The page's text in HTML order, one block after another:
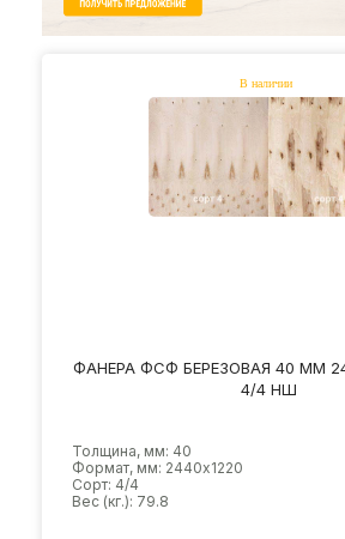
ФАНЕРА ФСФ БЕРЕЗОВАЯ 40 ММ
4/4 НШ
Толщина, мм: 40
Формат, мм: 2440х1220
Сорт: 4/4
Вес (кг.): 79.8